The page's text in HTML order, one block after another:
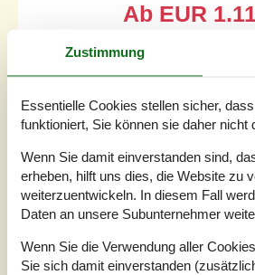
Ab EUR
Schlafzimmer
Haustiere
Entfernung Wasser
Wohnfläche
Grundstück
Internet
Ein tolles Aktivitätenhaus, 2022
m von einem herrlichen Badestrand
Das Ferienhaus eignet sich für 11
Zustimmung
Essentielle Cookies stellen sicher,
funktioniert, Sie können sie daher nicht
Wenn Sie damit einverstanden sind,
erheben, hilft uns dies, die Website zu
weiterzuentwickeln. In diesem Fall
Daten an unsere Subunternehmer
Wenn Sie die Verwendung aller
Sie sich damit einverstanden